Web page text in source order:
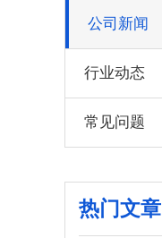
公司新闻
行业动态
常见问题
热门文章